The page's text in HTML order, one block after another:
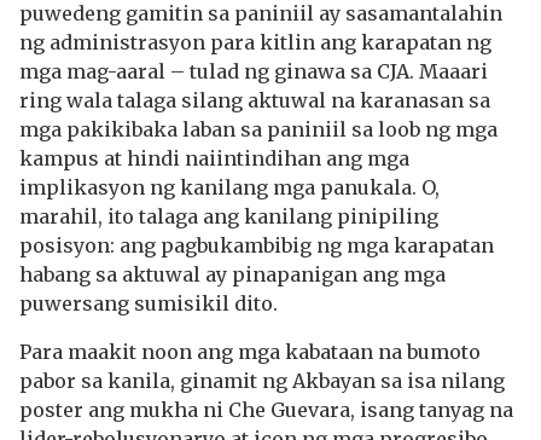
puwedeng gamitin sa paniniil ay sasamantalahin
ng administrasyon para kitlin ang karapatan ng
mga mag-aaral – tulad ng ginawa sa CJA. Maaari
ring wala talaga silang aktuwal na karanasan sa
mga pakikibaka laban sa paniniil sa loob ng mga
kampus at hindi naiintindihan ang mga
implikasyon ng kanilang mga panukala. O,
marahil, ito talaga ang kanilang pinipiling
posisyon: ang pagbukambibig ng mga karapatan
habang sa aktuwal ay pinapanigan ang mga
puwersang sumisikil dito.
Para maakit noon ang mga kabataan na bumoto
pabor sa kanila, ginamit ng Akbayan sa isa nilang
poster ang mukha ni Che Guevara, isang tanyag na